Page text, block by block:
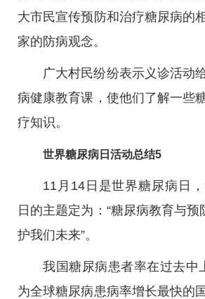
大市民宣传预防和治疗糖尿病的
家的防病观念。
广大村民纷纷表示义诊活动
病健康教育课，使他们了解一些
疗知识。
世界糖尿病日活动总结5
11月14日是世界糖尿病日
日的主题定为：“糖尿病教育与预
护我们未来”。
我国糖尿病患者率在过去中
为全球糖尿病患病率增长最快的